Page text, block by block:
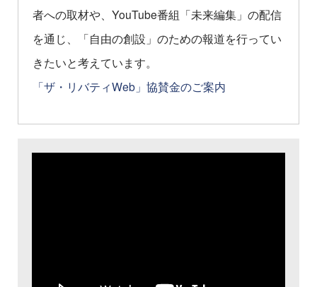
者への取材や、YouTube番組「未来編集」の配信
を通じ、「自由の創設」のための報道を行ってい
きたいと考えています。
「ザ・リバティWeb」協賛金のご案内